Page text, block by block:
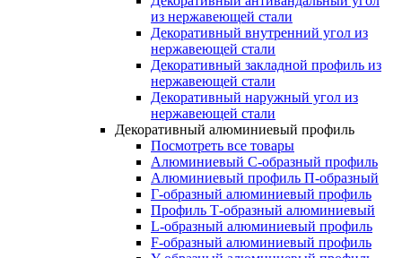
из нержавеющей стали
Декоративный внутренний угол из
нержавеющей стали
Декоративный закладной профиль из
нержавеющей стали
Декоративный наружный угол из
нержавеющей стали
Декоративный алюминиевый профиль
Посмотреть все товары
Алюминиевый С-образный профиль
Алюминиевый профиль П-образный
Г-образный алюминиевый профиль
Профиль Т-образный алюминиевый
L-образный алюминиевый профиль
F-образный алюминиевый профиль